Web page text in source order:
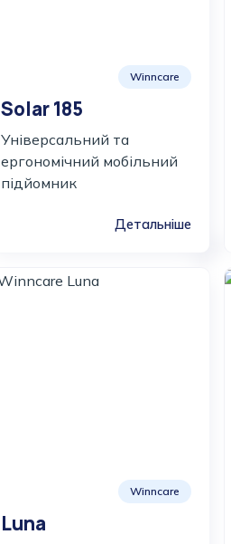
Winncare
Solar 185
Універсальний та
ергономічний мобільний
підйомник
Детальніше
Winncare
Luna